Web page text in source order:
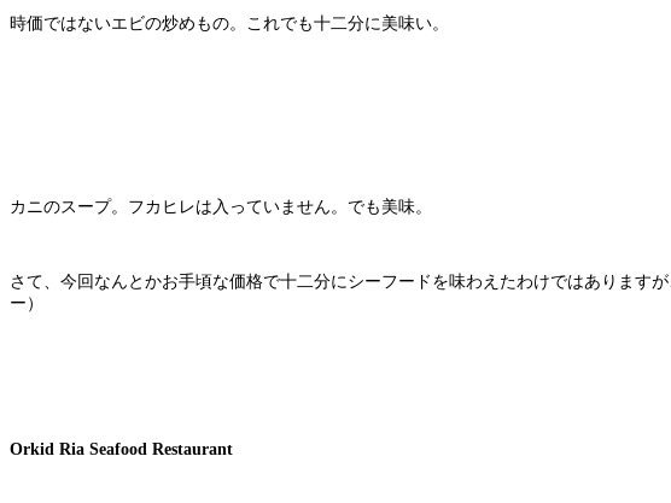
時価ではないエビの炒めもの。これでも十二分に美味い。
カニのスープ。フカヒレは入っていません。でも美味。
さて、今回なんとかお手頃な価格で十二分にシーフードを味わえたわけではあります
ー）
Orkid Ria Seafood Restaurant